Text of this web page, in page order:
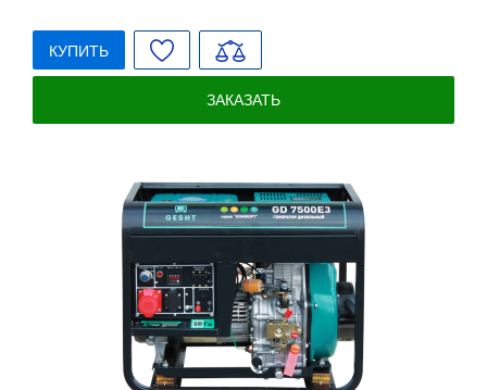
КУПИТЬ
ЗАКАЗАТЬ